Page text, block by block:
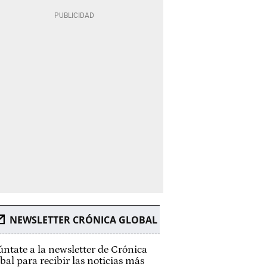
NEWSLETTER CRÓNICA GLOBAL
a la newsletter de Crónica
para recibir las noticias más